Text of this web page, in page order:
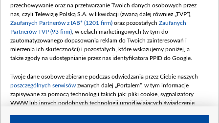
Dofinansowanie 48 862 000,00 PLN
Data podpisania umowy: GRUDZIEŃ 2025
(wpłata grudzień 60,548 mln)
Dofinansowanie 900 000 000,00 PLN
Data podpisania umowy: LUTY 2026 (wpłata
kwiecień 180 mln, 7 maja 180 mln, 8
czerwca 90 mln)
Dofinansowanie 250 000 000,00 PLN
przechowywanie oraz na przetwarzanie Twoich danych osobowych przez
nas, czyli Telewizję Polską S.A. w likwidacji (zwaną dalej również „TVP”),
Zaufanych Partnerów z IAB* (1201 firm) oraz pozostałych Zaufanych
Partnerów TVP (93 firm) , w celach marketingowych (w tym do
zautomatyzowanego dopasowania reklam do Twoich zainteresowań i
mierzenia ich skuteczności) i pozostałych, które wskazujemy poniżej, a
także zgody na udostępnianie przez nas identyfikatora PPID do Google.
Twoje dane osobowe zbierane podczas odwiedzania przez Ciebie naszych
poszczególnych serwisów zwanych dalej „Portalem”, w tym informacje
zapisywane za pomocą technologii takich jak: pliki cookie, sygnalizatory
WWW lub innych podobnych technologii umożliwiających świadczenie